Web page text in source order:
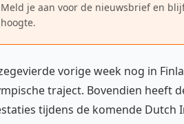
Meld je aan voor de nieuwsbrief en
hoogte.
vorige week nog in
traject. Bovendien heeft
tijdens de komende Dutch